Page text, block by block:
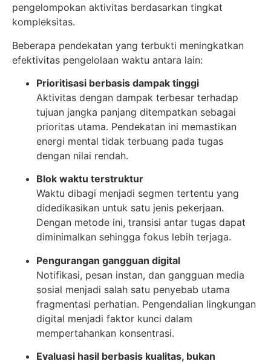
pengelompokan aktivitas berdasarkan tingkat
kompleksitas.
Beberapa pendekatan yang terbukti meningkatkan
efektivitas pengelolaan waktu antara lain:
Prioritisasi berbasis dampak tinggi
Aktivitas dengan dampak terbesar terhadap
tujuan jangka panjang ditempatkan sebagai
prioritas utama. Pendekatan ini memastikan
energi mental tidak terbuang pada tugas
dengan nilai rendah.
Blok waktu terstruktur
Waktu dibagi menjadi segmen tertentu yang
didedikasikan untuk satu jenis pekerjaan.
Dengan metode ini, transisi antar tugas dapat
diminimalkan sehingga fokus lebih terjaga.
Pengurangan gangguan digital
Notifikasi, pesan instan, dan gangguan media
sosial menjadi salah satu penyebab utama
fragmentasi perhatian. Pengendalian lingkungan
digital menjadi faktor kunci dalam
mempertahankan konsentrasi.
Evaluasi hasil berbasis kualitas, bukan